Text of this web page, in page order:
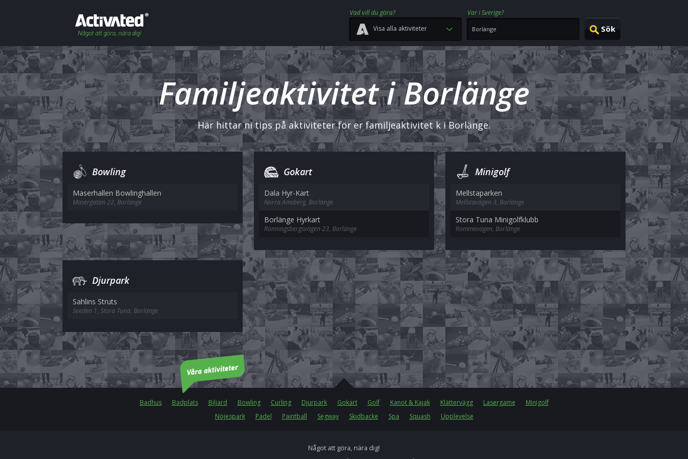
Vad vill du göra?
Var i Sverige?
Visa alla aktiviteter
Familjeaktivitet i Borlänge
Här hittar ni tips på aktiviteter för er familjeaktivitet k i Borlänge.
Bowling
Maserhallen Bowlinghallen
Masergatan 22, Borlänge
Gokart
Dala Hyr-Kart
Norra Amsberg, Borlänge
Borlänge Hyrkart
Rönningsbergsvägen 23, Borlänge
Minigolf
Mellstaparken
Mellstavägen 3, Borlänge
Stora Tuna Minigolfklubb
Rommevägen, Borlänge
Djurpark
Sahlins Struts
Sveden 1, Stora Tuna, Borlänge
Badhus Badplats Biljard Bowling Curling Djurpark Gokart Golf Kanot & Kajak Klättervägg Lasergame
Minigolf
Nöjespark
Padel Paintball Segway Skidbacke Spa Squash Upplevelse
Något att göra, nära dig!